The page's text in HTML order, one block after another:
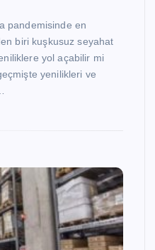
pandemisinde en
biri kuşkusuz seyahat
yol açabilir mi
yenilikleri ve